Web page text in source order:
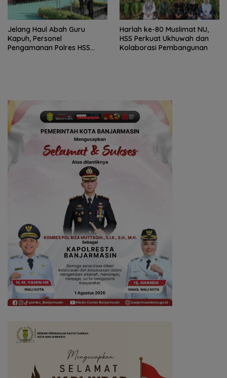
Jelang Haul Abah Guru
Kapuh, Personel
Pengamanan Polres HSS
Harlah ke-80 Muslimat NU,
HSS Perkuat Ukhuwah dan
Kolaborasi Pembangunan